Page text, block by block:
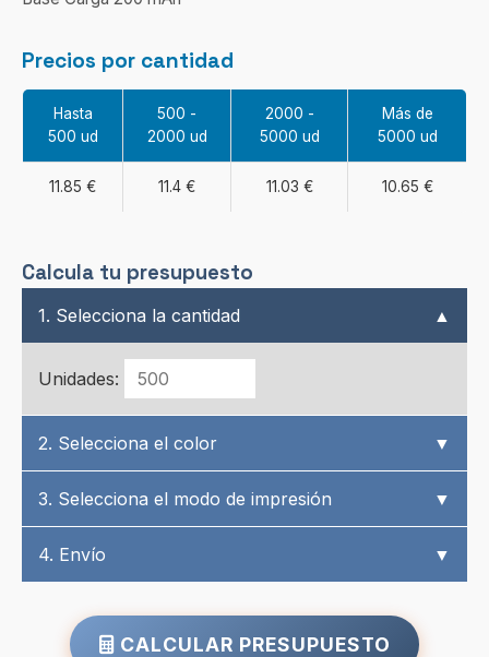
Precios por cantidad
Hasta
500 ud
500 -
2000 ud
2000 -
5000 ud
Más de
5000 ud
11.85 € 11.4 € 11.03 € 10.65 €
Calcula tu presupuesto
1. Selecciona la cantidad ▲
Unidades:
2. Selecciona el color ▼
3. Selecciona el modo de impresión ▼
4. Envío ▼
CALCULAR PRESUPUESTO